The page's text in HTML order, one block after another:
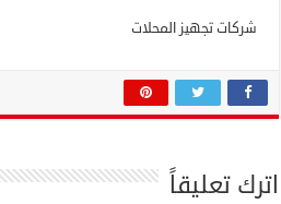
شركات تجهيز المحلات
اترك تعليقاً